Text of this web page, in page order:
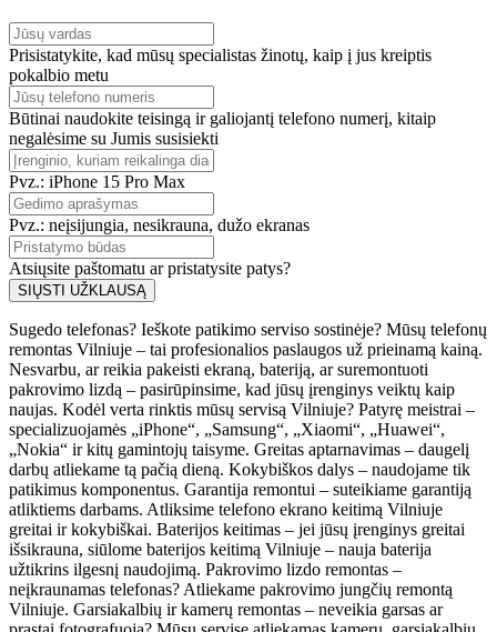
Prisistatykite, kad mūsų specialistas žinotų, kaip į jus kreiptis
pokalbio metu
Būtinai naudokite teisingą ir galiojantį telefono numerį, kitaip
negalėsime su Jumis susisiekti
Pvz.: iPhone 15 Pro Max
Pvz.: neįsijungia, nesikrauna, dužo ekranas
Atsiųsite paštomatu ar pristatysite patys?
SIŲSTI UŽKLAUSĄ
Sugedo telefonas? Ieškote patikimo serviso sostinėje? Mūsų telefonų
remontas Vilniuje – tai profesionalios paslaugos už prieinamą kainą.
Nesvarbu, ar reikia pakeisti ekraną, bateriją, ar suremontuoti
pakrovimo lizdą – pasirūpinsime, kad jūsų įrenginys veiktų kaip
naujas. Kodėl verta rinktis mūsų servisą Vilniuje? Patyrę meistrai –
specializuojamės „iPhone“, „Samsung“, „Xiaomi“, „Huawei“,
„Nokia“ ir kitų gamintojų taisyme. Greitas aptarnavimas – daugelį
darbų atliekame tą pačią dieną. Kokybiškos dalys – naudojame tik
patikimus komponentus. Garantija remontui – suteikiame garantiją
atliktiems darbams. Atliksime telefono ekrano keitimą Vilniuje
greitai ir kokybiškai. Baterijos keitimas – jei jūsų įrenginys greitai
išsikrauna, siūlome baterijos keitimą Vilniuje – nauja baterija
užtikrins ilgesnį naudojimą. Pakrovimo lizdo remontas –
neįkraunamas telefonas? Atliekame pakrovimo jungčių remontą
Vilniuje. Garsiakalbių ir kamerų remontas – neveikia garsas ar